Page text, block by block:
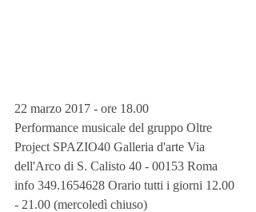
22 marzo 2017 - ore 18.00
Performance musicale del gruppo Oltre
Project SPAZIO40 Galleria d'arte Via
dell'Arco di S. Calisto 40 - 00153 Roma
info 349.1654628 Orario tutti i giorni 12.00
- 21.00 (mercoledì chiuso)